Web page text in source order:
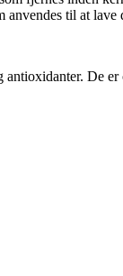
anvendes til at
De